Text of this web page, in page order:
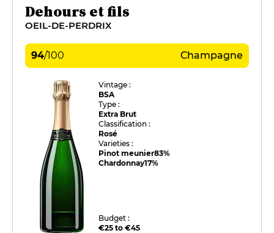
Dehours et fils
OEIL-DE-PERDRIX
94/100 Champagne
Vintage :
BSA
Type :
Extra Brut
Classification :
Rosé
Varieties :
Pinot meunier83%
Chardonnay17%
Budget :
€25 to €45